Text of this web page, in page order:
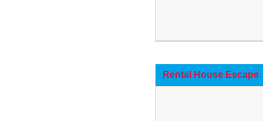
Rental House Escape